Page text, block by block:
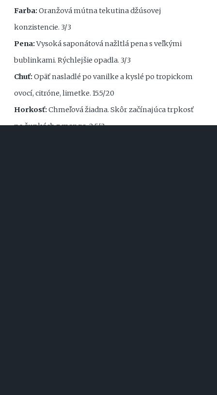
Farba:Oranžová mútna tekutina džúsovej
konzistencie. 3/3
Pena:Vysoká saponátová nažltlá pena s veľkými
bublinkami. Rýchlejšie opadla. 3/3
Chuť:Opäť nasladlé po vanilke a kyslé po tropickom
ovocí, citróne, limetke. 15.5/20
Horkosť:Chmeľová žiadna. Skôr začínajúca trpkosť
po šupkách z manga. 2.5/3